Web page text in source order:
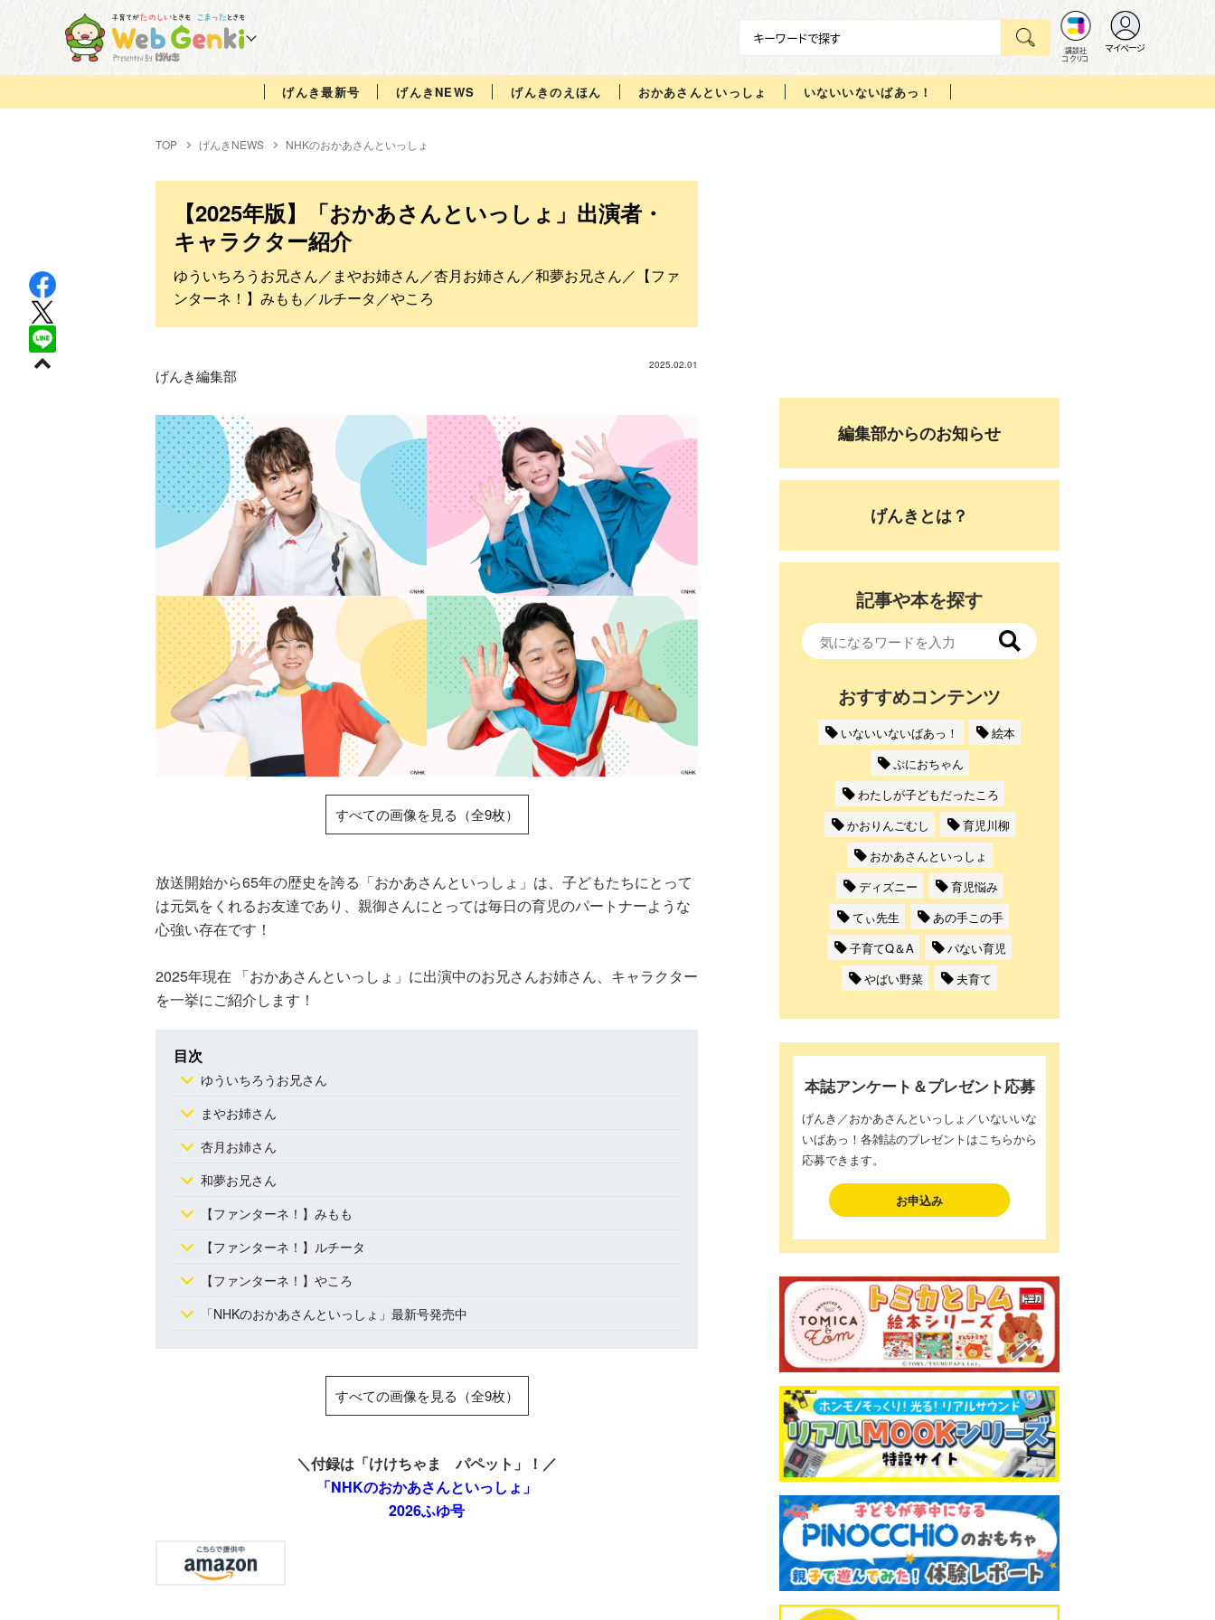
講談社
コクリコ
マイページ
げんき最新号 げんきNEWS げんきのえほん おかあさんといっしょ いないいないばあっ！
TOP げんきNEWS NHKのおかあさんといっしょ
【2025年版】「おかあさんといっしょ」出演者・
キャラクター紹介
ゆういちろうお兄さん／まやお姉さん／杏月お姉さん／和夢お兄さん／【ファ
ンターネ！】みもも／ルチータ／やころ
2025.02.01
げんき編集部
すべての画像を見る（全9枚）
放送開始から65年の歴史を誇る「おかあさんといっしょ」は、子どもたちにとって
は元気をくれるお友達であり、親御さんにとっては毎日の育児のパートナーような
心強い存在です！
2025年現在 「おかあさんといっしょ」に出演中のお兄さんお姉さん、キャラクター
を一挙にご紹介します！
目次
ゆういちろうお兄さん
まやお姉さん
杏月お姉さん
和夢お兄さん
【ファンターネ！】みもも
【ファンターネ！】ルチータ
【ファンターネ！】やころ
「NHKのおかあさんといっしょ」最新号発売中
すべての画像を見る（全9枚）
＼付録は「けけちゃま パペット」！／
「NHKのおかあさんといっしょ」
2026ふゆ号
編集部からのお知らせ
げんきとは？
記事や本を探す
おすすめコンテンツ
いないいないばあっ！
絵本
ぷにおちゃん
わたしが子どもだったころ
かおりんごむし
育児川柳
おかあさんといっしょ
ディズニー
育児悩み
てぃ先生
あの手この手
子育てQ＆A
パない育児
やばい野菜
夫育て
本誌アンケート＆プレゼント応募
げんき／おかあさんといっしょ／いないいな
いばあっ！各雑誌のプレゼントはこちらから
応募できます。
お申込み